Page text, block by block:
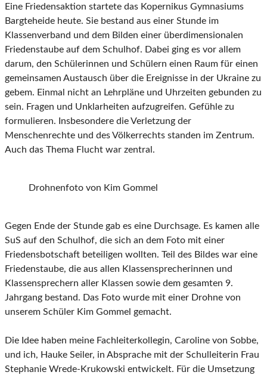
Eine Friedensaktion startete das Kopernikus Gymnasiums
Bargteheide heute. Sie bestand aus einer Stunde im
Klassenverband und dem Bilden einer überdimensionalen
Friedenstaube auf dem Schulhof. Dabei ging es vor allem
darum, den Schülerinnen und Schülern einen Raum für einen
gemeinsamen Austausch über die Ereignisse in der Ukraine zu
gebem. Einmal nicht an Lehrpläne und Uhrzeiten gebunden zu
sein. Fragen und Unklarheiten aufzugreifen. Gefühle zu
formulieren. Insbesondere die Verletzung der
Menschenrechte und des Völkerrechts standen im Zentrum.
Auch das Thema Flucht war zentral.
Drohnenfoto von Kim Gommel
Gegen Ende der Stunde gab es eine Durchsage. Es kamen alle
SuS auf den Schulhof, die sich an dem Foto mit einer
Friedensbotschaft beteiligen wollten. Teil des Bildes war eine
Friedenstaube, die aus allen Klassensprecherinnen und
Klassensprechern aller Klassen sowie dem gesamten 9.
Jahrgang bestand. Das Foto wurde mit einer Drohne von
unserem Schüler Kim Gommel gemacht.
Die Idee haben meine Fachleiterkollegin, Caroline von Sobbe,
und ich, Hauke Seiler, in Absprache mit der Schulleiterin Frau
Stephanie Wrede-Krukowski entwickelt. Für die Umsetzung